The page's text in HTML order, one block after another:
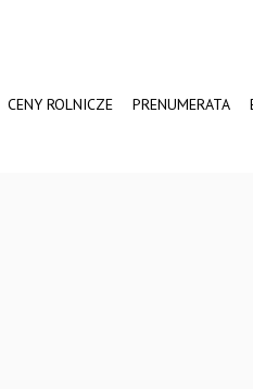
CENY ROLNICZE PRENUMERATA